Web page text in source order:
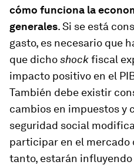
cómo funciona la
generales. Si se está
gasto, es necesario que
que dichoshockfiscal
impacto positivo en el
También debe existir
cambios en impuestos y
seguridad social
participar en el mercado
tanto, estarán